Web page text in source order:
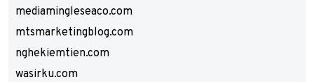
mediamingleseaco.com
mtsmarketingblog.com
nghekiemtien.com
wasirku.com